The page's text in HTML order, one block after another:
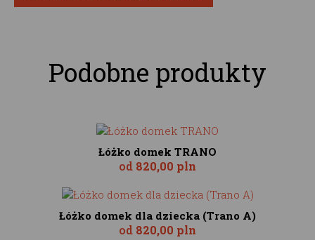
Podobne produkty
Łóżko domek TRANO
od 820,00 pln
Łóżko domek dla dziecka (Trano A)
od 820,00 pln